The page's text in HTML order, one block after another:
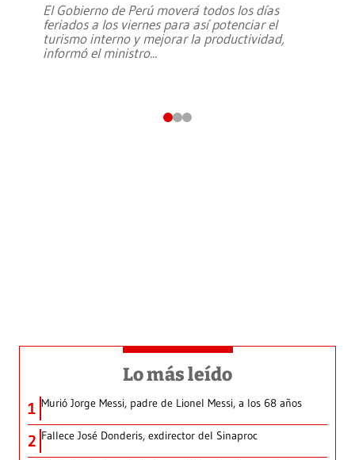
El Gobierno de Perú moverá todos los días
feriados a los viernes para así potenciar el
turismo interno y mejorar la productividad,
informó el ministro...
Lo más leído
1 Murió Jorge Messi, padre de Lionel Messi, a los 68 años
2 Fallece José Donderis, exdirector del Sinaproc